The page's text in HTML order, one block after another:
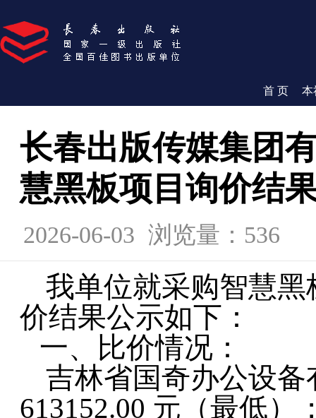
首 页 本
长春出版传媒集团
慧黑板项目询价结
2026-06-03 浏览量：536
我单位就采购智慧黑
价结果公示如下：
一、比价情况：
吉林省国奇办公设
613152.00 元（最低）